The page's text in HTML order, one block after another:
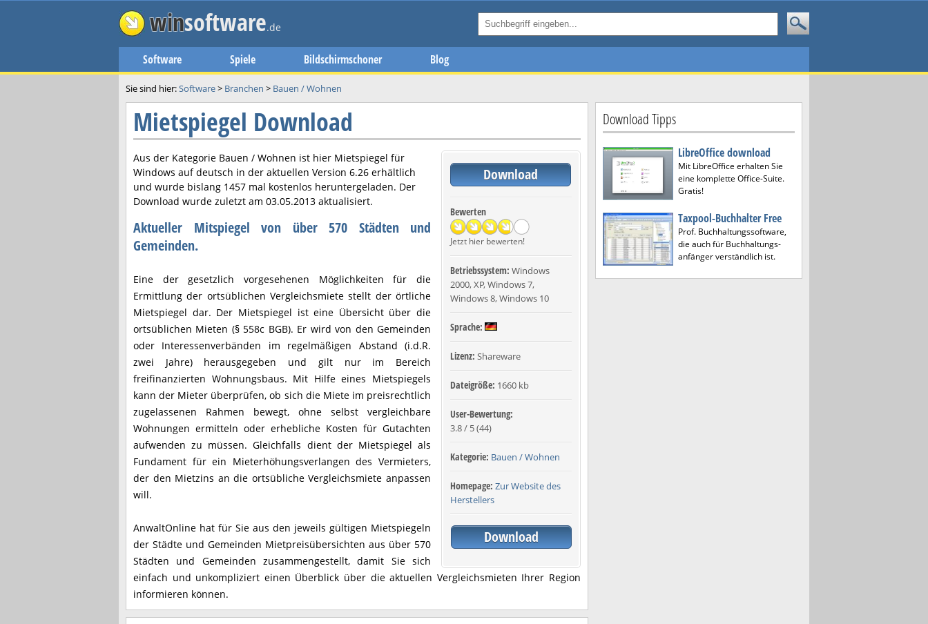
winsoftware.de
Software Spiele Bildschirmschoner Blog
Sie sind hier:Software> Branchen > Bauen / Wohnen
Mietspiegel Download
Aus der Kategorie Bauen / Wohnen ist hier Mietspiegel für
Windows auf deutsch in der aktuellen Version 6.26 erhältlich
und wurde bislang 1457 mal kostenlos heruntergeladen. Der
Download wurde zuletzt am 03.05.2013 aktualisiert.
Download
Bewerten
Jetzt hier bewerten!
Betriebssystem: Windows
2000, XP, Windows 7,
Windows 8, Windows 10
Sprache:
Lizenz: Shareware
Dateigröße: 1660 kb
User-Bewertung:
3.8/ 5(44)
Kategorie: Bauen / Wohnen
Homepage: Zur Website des
Herstellers
Download
Aktueller Mitspiegel von über 570 Städten und
Gemeinden.
Eine der gesetzlich vorgesehenen Möglichkeiten für die
Ermittlung der ortsüblichen Vergleichsmiete stellt der örtliche
Mietspiegel dar. Der Mietspiegel ist eine Übersicht über die
ortsüblichen Mieten (§ 558c BGB). Er wird von den Gemeinden
oder Interessenverbänden im regelmäßigen Abstand (i.d.R.
zwei Jahre) herausgegeben und gilt nur im Bereich
freifinanzierten Wohnungsbaus. Mit Hilfe eines Mietspiegels
kann der Mieter überprüfen, ob sich die Miete im preisrechtlich
zugelassenen Rahmen bewegt, ohne selbst vergleichbare
Wohnungen ermitteln oder erhebliche Kosten für Gutachten
aufwenden zu müssen. Gleichfalls dient der Mietspiegel als
Fundament für ein Mieterhöhungsverlangen des Vermieters,
der den Mietzins an die ortsübliche Vergleichsmiete anpassen
will.
AnwaltOnline hat für Sie aus den jeweils gültigen Mietspiegeln
der Städte und Gemeinden Mietpreisübersichten aus über 570
Städten und Gemeinden zusammengestellt, damit Sie sich
einfach und unkompliziert einen Überblick über die aktuellen Vergleichsmieten Ihrer Region
informieren können.
Download Tipps
LibreOffice download
Mit LibreOffice erhalten Sie
eine komplette Office-Suite.
Gratis!
Taxpool-Buchhalter Free
Prof. Buchhaltungssoftware,
die auch für Buchhaltungs-
anfänger verständlich ist.